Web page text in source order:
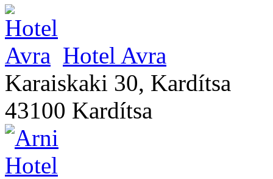
Hotel Avra
Karaiskaki 30, Kardítsa
43100 Kardítsa